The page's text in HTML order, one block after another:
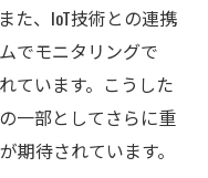
の活用法
えるデジタル看板
の関係性
ンの重要性
た、IoT技術との連携
でモニタリングで
ています。こうした
一部としてさらに重
期待されています。